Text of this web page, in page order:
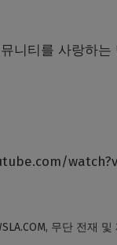
니티를 사랑하
무단 전재 및